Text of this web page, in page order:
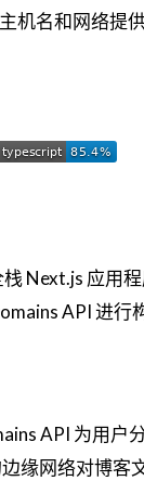
机名和网络提
Next.js 应用
API 进行
API 为用户
缘网络对博